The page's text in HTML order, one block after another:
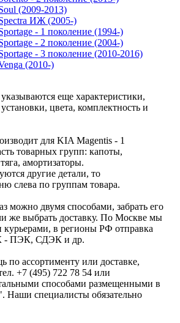
(2009-2013)
ИЖ (2005-)
- 1 поколение (1994-)
- 2 поколение (2004-)
- 3 поколение (2010-2016)
(2010-)
еще характеристики,
цвета, комплектность и
для KIA Magentis - 1
товарных групп: капоты,
амортизаторы.
другие детали, то
слева по группам товара.
можно двумя способами, забрать его
же выбрать доставку. По Москве мы
курьерами, в регионы РФ отправка
- ПЭК, СДЭК и др.
по ассортименту или доставке,
+7 (495) 722 78 54 или
способами размещенными в
Наши специалисты обязательно